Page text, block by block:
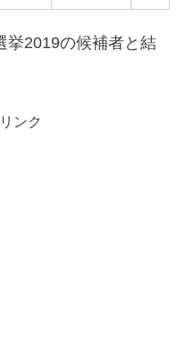
挙2019の候補者と結
ンク